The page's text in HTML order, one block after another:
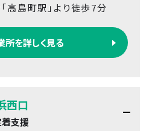
高島町駅」より徒歩7分
所を詳しく見る
西口
着支援